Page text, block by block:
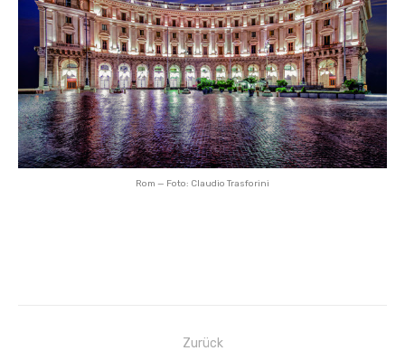
Rom — Foto: Claudio Trasforini
Beitragsnavigation
Zurück